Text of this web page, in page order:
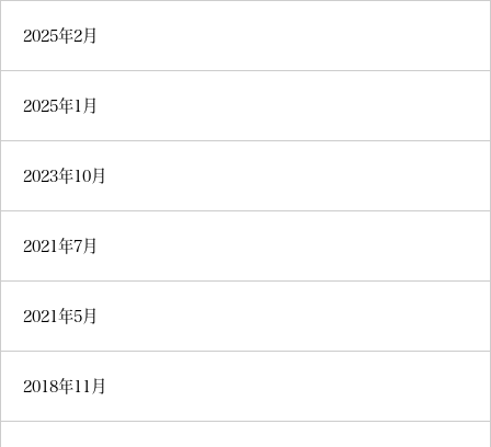
2025年2月
2025年1月
2023年10月
2021年7月
2021年5月
2018年11月